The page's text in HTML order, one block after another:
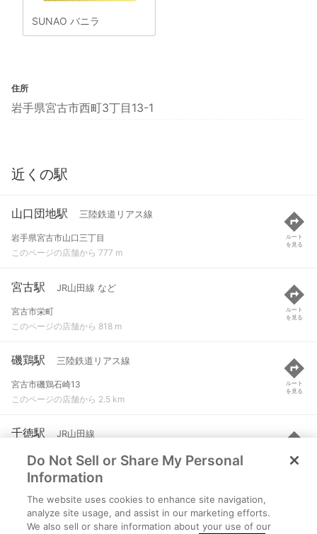
SUNAO バニラ
住所
岩手県宮古市西町3丁目13-1
近くの駅
山口団地駅 三陸鉄道リアス線
岩手県宮古市山口三丁目
このページの店舗から 777 m
ルート
を見る
宮古駅 JR山田線 など
宮古市栄町
このページの店舗から 818 m
ルート
を見る
磯鶏駅 三陸鉄道リアス線
宮古市磯鶏石崎13
このページの店舗から 2.5 km
ルート
を見る
千徳駅 JR山田線
宮古市大字千徳町
このページの店舗から 3 km
ルート
を見る
八木沢・宮古短大駅 三陸鉄道リアス線
宮古市八木沢第一地割1番3
Do Not Sell or Share My Personal
Information
The website uses cookies to enhance site navigation,
analyze site usage, and assist in our marketing efforts.
We also sell or share information about your use of our